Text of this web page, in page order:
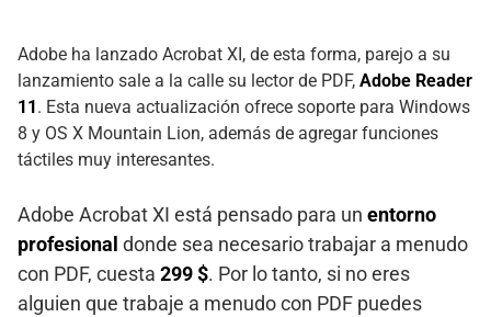
Adobe ha lanzado Acrobat XI, de esta forma, parejo a su
lanzamiento sale a la calle su lector de PDF, Adobe Reader
11. Esta nueva actualización ofrece soporte para Windows
8 y OS X Mountain Lion, además de agregar funciones
táctiles muy interesantes.
Adobe Acrobat XI está pensado para un entorno
profesional donde sea necesario trabajar a menudo
con PDF, cuesta 299 $. Por lo tanto, si no eres
alguien que trabaje a menudo con PDF puedes